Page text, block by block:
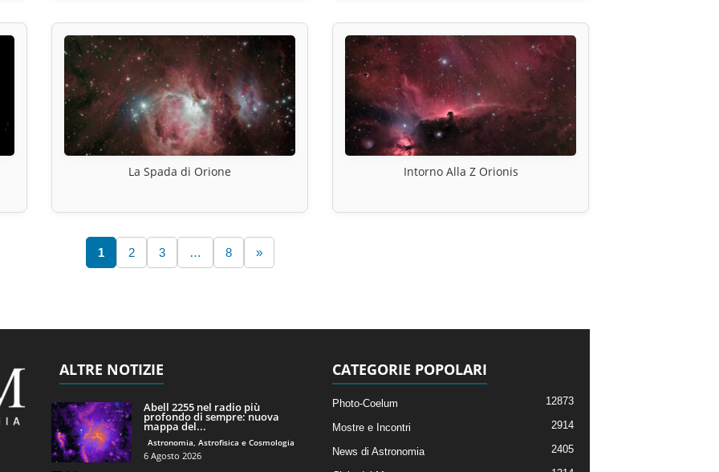
La Spada di Orione Intorno Alla Z Orionis
1 2 3 … 8 »
ALTRE NOTIZIE
Abell 2255 nel radio più
profondo di sempre: nuova
mappa del...
Astronomia, Astrofisica e Cosmologia
6 Agosto 2026
CATEGORIE POPOLARI
Photo-Coelum 12873
Mostre e Incontri 2914
News di Astronomia 2405